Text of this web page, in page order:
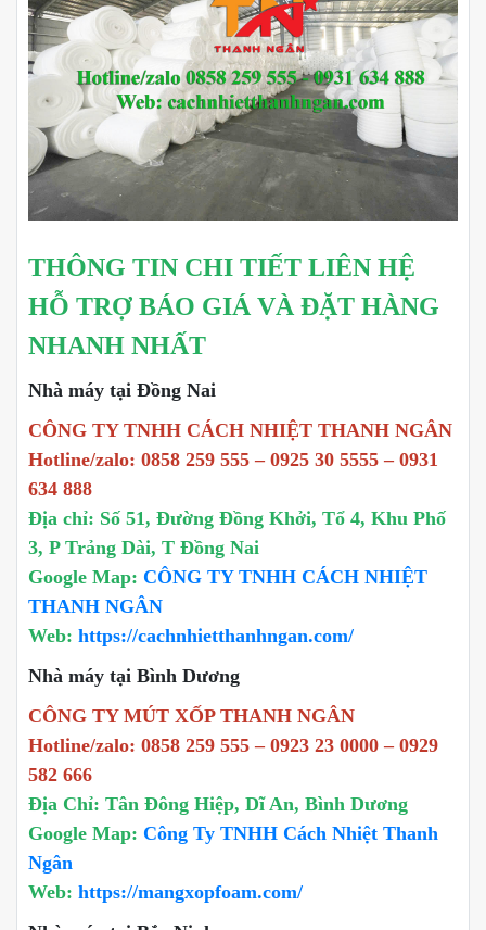
THÔNG TIN CHI TIẾT LIÊN HỆ
HỖ TRỢ BÁO GIÁ VÀ ĐẶT HÀNG
NHANH NHẤT
Nhà máy tại Đồng Nai
CÔNG TY TNHH CÁCH NHIỆT THANH NGÂN
Hotline/zalo: 0858 259 555 – 0925 30 5555 – 0931
634 888
Địa chỉ: Số 51, Đường Đồng Khởi, Tổ 4, Khu Phố
3, P Trảng Dài, T Đồng Nai
Google Map: CÔNG TY TNHH CÁCH NHIỆT
THANH NGÂN
Web: https://cachnhietthanhngan.com/
Nhà máy tại Bình Dương
CÔNG TY MÚT XỐP THANH NGÂN
Hotline/zalo: 0858 259 555 – 0923 23 0000 – 0929
582 666
Địa Chỉ: Tân Đông Hiệp, Dĩ An, Bình Dương
Google Map: Công Ty TNHH Cách Nhiệt Thanh
Ngân
Web: https://mangxopfoam.com/